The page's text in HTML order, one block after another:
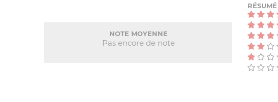
NOTE MOYENNE
Pas encore de note
RÉSUMÉ